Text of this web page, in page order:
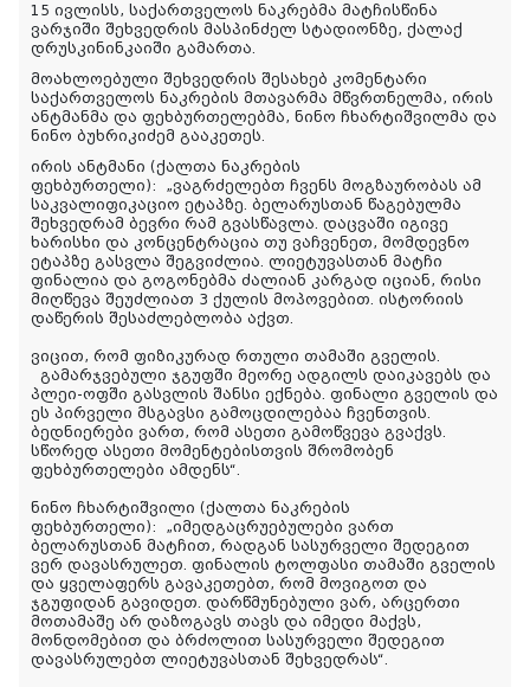
15 ივლისს, საქართველოს ნაკრებმა მატჩისწინა
ვარჯიში შეხვედრის მასპინძელ სტადიონზე, ქალაქ
დრუსკინინკაიში გამართა.
მოახლოებული შეხვედრის შესახებ კომენტარი
საქართველოს ნაკრების მთავარმა მწვრთნელმა, ირის
ანტმანმა და ფეხბურთელებმა, ნინო ჩხარტიშვილმა და
ნინო ბუხრიკიძემ გააკეთეს.
ირის ანტმანი (ქალთა ნაკრების
ფეხბურთელი): „ვაგრძელებთ ჩვენს მოგზაურობას ამ
საკვალიფიკაციო ეტაპზე. ბელარუსთან წაგებულმა
შეხვედრამ ბევრი რამ გვასწავლა. დაცვაში იგივე
ხარისხი და კონცენტრაცია თუ ვაჩვენეთ, მომდევნო
ეტაპზე გასვლა შეგვიძლია. ლიეტუვასთან მატჩი
ფინალია და გოგონებმა ძალიან კარგად იციან, რისი
მიღწევა შეუძლიათ 3 ქულის მოპოვებით. ისტორიის
დაწერის შესაძლებლობა აქვთ.
ვიცით, რომ ფიზიკურად რთული თამაში გველის.
გამარჯვებული ჯგუფში მეორე ადგილს დაიკავებს და
პლეი-ოფში გასვლის შანსი ექნება. ფინალი გველის და
ეს პირველი მსგავსი გამოცდილებაა ჩვენთვის.
ბედნიერები ვართ, რომ ასეთი გამოწვევა გვაქვს.
სწორედ ასეთი მომენტებისთვის შრომობენ
ფეხბურთელები ამდენს“.
ნინო ჩხარტიშვილი (ქალთა ნაკრების
ფეხბურთელი): „იმედგაცრუებულები ვართ
ბელარუსთან მატჩით, რადგან სასურველი შედეგით
ვერ დავასრულეთ. ფინალის ტოლფასი თამაში გველის
და ყველაფერს გავაკეთებთ, რომ მოვიგოთ და
ჯგუფიდან გავიდეთ. დარწმუნებული ვარ, არცერთი
მოთამაშე არ დაზოგავს თავს და იმედი მაქვს,
მონდომებით და ბრძოლით სასურველი შედეგით
დავასრულებთ ლიეტუვასთან შეხვედრას“.